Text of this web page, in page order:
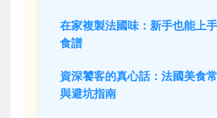
在家複製法國味：新手也能上
食譜
資深饕客的真心話：法國美食
與避坑指南